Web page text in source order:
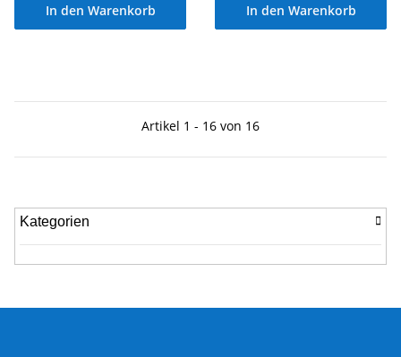
In den Warenkorb In den Warenkorb
Artikel 1 - 16 von 16
Kategorien